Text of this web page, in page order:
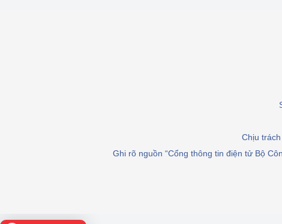
Chịu
Ghi rõ nguồn “Cổng thông tin điện tử Bộ